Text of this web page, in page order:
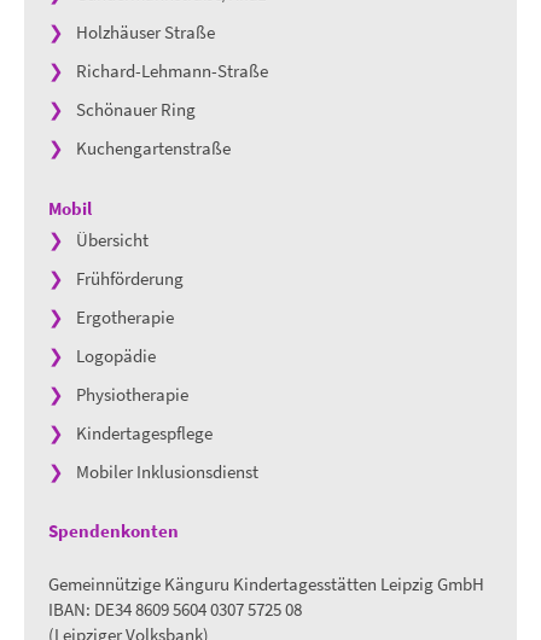
Holzhäuser Straße
Richard-Lehmann-Straße
Schönauer Ring
Kuchengartenstraße
Mobil
Übersicht
Frühförderung
Ergotherapie
Logopädie
Physiotherapie
Kindertagespflege
Mobiler Inklusionsdienst
Spendenkonten
Gemeinnützige Känguru Kindertagesstätten Leipzig GmbH
IBAN: DE34 8609 5604 0307 5725 08
(Leipziger Volksbank)